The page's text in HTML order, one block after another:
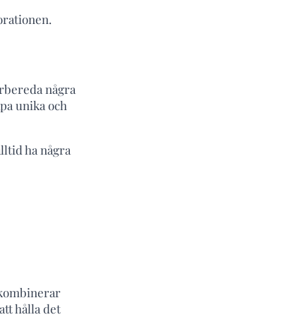
några
unika och
ha några
hålla det